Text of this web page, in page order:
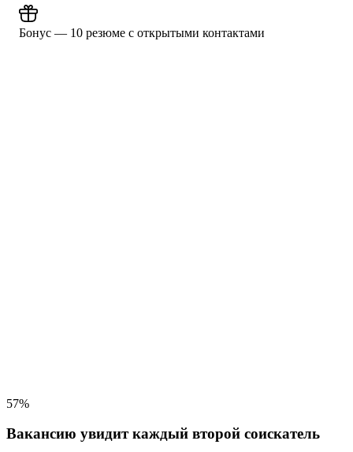
Бонус — 10 резюме с открытыми контактами
57%
Вакансию увидит каждый второй соискатель